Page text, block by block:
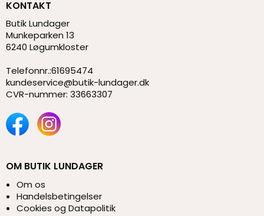
KONTAKT
Butik Lundager
Munkeparken 13
6240 Løgumkloster
Telefonnr.:61695474
kundeservice@butik-lundager.dk
CVR-nummer: 33663307
OM BUTIK LUNDAGER
Om os
Handelsbetingelser
Cookies og Datapolitik